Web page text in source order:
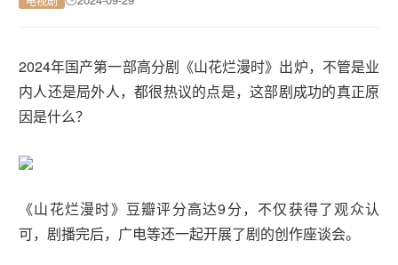
2024年国产第一部高分剧《山花烂漫时》出炉，不管是业
内人还是局外人，都很热议的点是，这部剧成功的真正原
因是什么？
《山花烂漫时》豆瓣评分高达9分，不仅获得了观众认
可，剧播完后，广电等还一起开展了剧的创作座谈会。